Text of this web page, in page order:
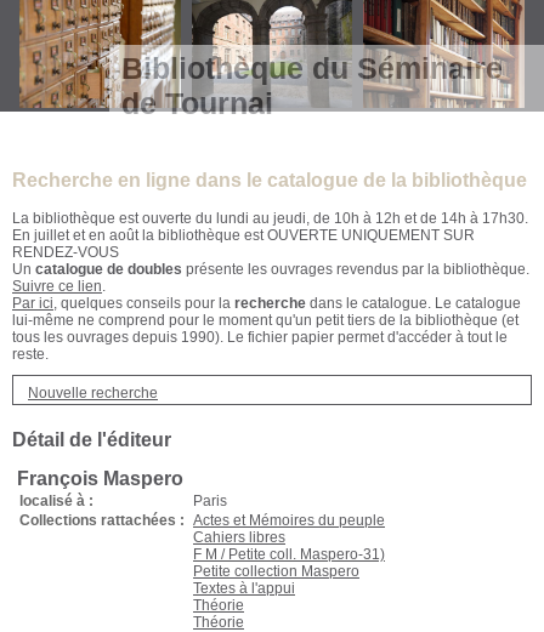
Bibliothèque du Séminaire
de Tournai
Recherche en ligne dans le catalogue de la bibliothèque
La bibliothèque est ouverte du lundi au jeudi, de 10h à 12h et de 14h à 17h30.
En juillet et en août la bibliothèque est OUVERTE UNIQUEMENT SUR
RENDEZ-VOUS
Un catalogue de doubles présente les ouvrages revendus par la bibliothèque.
Suivre ce lien.
Par ici, quelques conseils pour la recherche dans le catalogue. Le catalogue
lui-même ne comprend pour le moment qu'un petit tiers de la bibliothèque (et
tous les ouvrages depuis 1990). Le fichier papier permet d'accéder à tout le
reste.
Nouvelle recherche
Détail de l'éditeur
François Maspero
localisé à :
Paris
Collections rattachées : Actes et Mémoires du peuple
Cahiers libres
F M / Petite coll. Maspero-31)
Petite collection Maspero
Textes à l'appui
Théorie
Théorie